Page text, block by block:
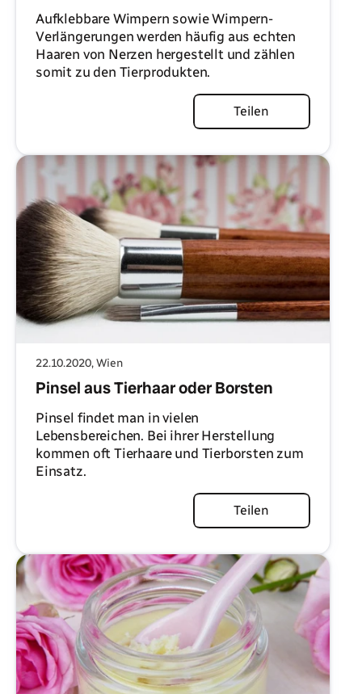
Aufklebbare Wimpern sowie Wimpern-
Verlängerungen werden häufig aus echten
Haaren von Nerzen hergestellt und zählen
somit zu den Tierprodukten.
Teilen
22.10.2020, Wien
Pinsel aus Tierhaar oder Borsten
Pinsel findet man in vielen
Lebensbereichen. Bei ihrer Herstellung
kommen oft Tierhaare und Tierborsten zum
Einsatz.
Teilen